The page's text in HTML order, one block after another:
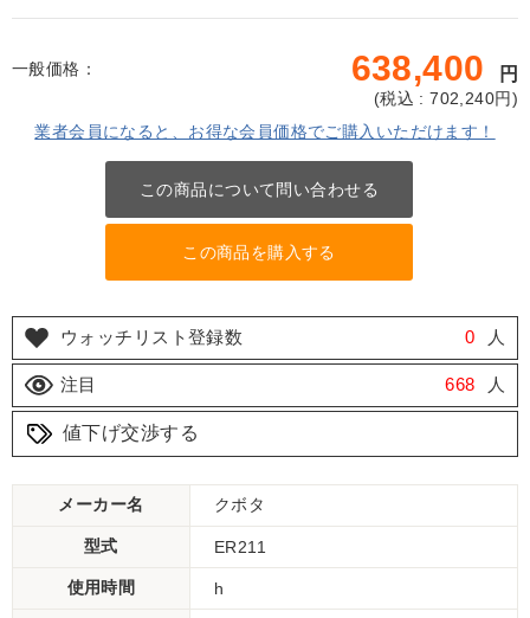
一般価格： 638,400 円
(税込 : 702,240円)
業者会員になると、お得な会員価格でご購入いただけます！
この商品について問い合わせる
この商品を購入する
ウォッチリスト登録数 0 人
注目 668 人
値下げ交渉する
メーカー名 クボタ
型式 ER211
使用時間 h